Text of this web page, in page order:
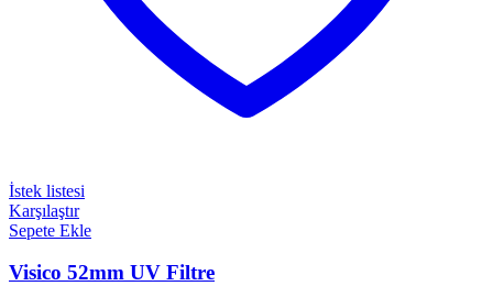
İstek listesi
Karşılaştır
Sepete Ekle
Visico 52mm UV Filtre